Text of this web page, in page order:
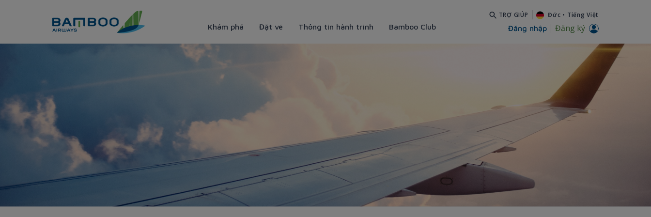
Khám phá Đặt vé Thông tin hành trình Bamboo Club
TRỢ GIÚP Đức • Tiếng Việt
Đăng nhập Đăng ký